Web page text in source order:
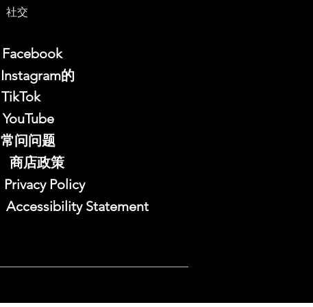
社交
Facebook
Instagram的
TikTok
YouTube
常问问题
商店政策
Privacy Policy
Accessibility Statement